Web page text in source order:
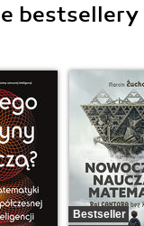
bestsellery
Bestseller